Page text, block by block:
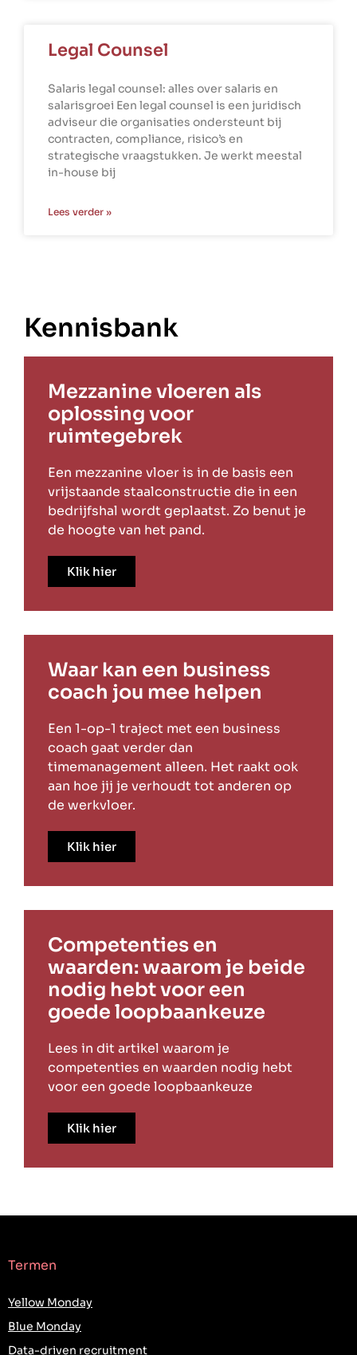
Legal Counsel
Salaris legal counsel: alles over salaris en
salarisgroei Een legal counsel is een juridisch
adviseur die organisaties ondersteunt bij
contracten, compliance, risico’s en
strategische vraagstukken. Je werkt meestal
in-house bij
Lees verder »
Kennisbank
Mezzanine vloeren als
oplossing voor
ruimtegebrek
Een mezzanine vloer is in de basis een
vrijstaande staalconstructie die in een
bedrijfshal wordt geplaatst. Zo benut je
de hoogte van het pand.
Klik hier
Waar kan een business
coach jou mee helpen
Een 1-op-1 traject met een business
coach gaat verder dan
timemanagement alleen. Het raakt ook
aan hoe jij je verhoudt tot anderen op
de werkvloer.
Klik hier
Competenties en
waarden: waarom je beide
nodig hebt voor een
goede loopbaankeuze
Lees in dit artikel waarom je
competenties en waarden nodig hebt
voor een goede loopbaankeuze
Klik hier
Termen
Yellow Monday
Blue Monday
Data-driven recruitment